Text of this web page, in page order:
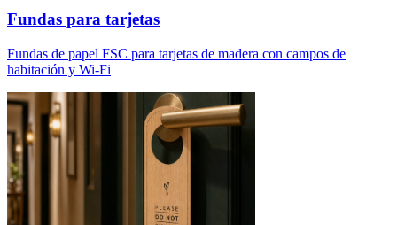
Fundas para tarjetas
Fundas de papel FSC para tarjetas de madera con campos de
habitación y Wi-Fi